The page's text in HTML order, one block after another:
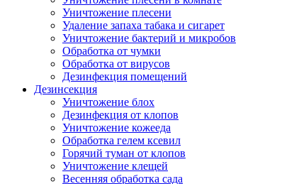
Уничтожение плесени
Удаление запаха табака и сигарет
Уничтожение бактерий и микробов
Обработка от чумки
Обработка от вирусов
Дезинфекция помещений
Дезинсекция
Уничтожение блох
Дезинфекция от клопов
Уничтожение кожееда
Обработка гелем ксевил
Горячий туман от клопов
Уничтожение клещей
Весенняя обработка сада